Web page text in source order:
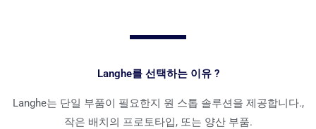
Langhe를 선택하는 이유 ?
Langhe는 단일 부품이 필요한지 원 스톱 솔루션을 제공합니다.,
작은 배치의 프로토타입, 또는 양산 부품.